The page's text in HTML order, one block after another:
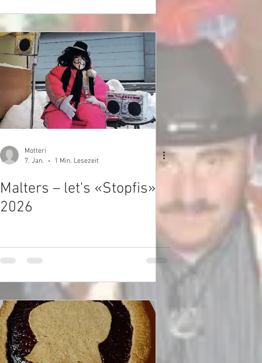
Motteri
7. Jan.
1 Min. Lesezeit
Malters – let's «Stopfis»
2026